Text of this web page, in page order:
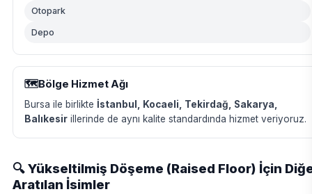
Otopark
Depo
🗺️Bölge Hizmet Ağı
Bursa ile birlikte İstanbul, Kocaeli, Tekirdağ, Sakarya,
Balıkesirillerinde de aynı kalite standardında hizmet veriyoruz.
🔍 Yükseltilmiş Döşeme (Raised Floor) İçin
Aratılan İsimler